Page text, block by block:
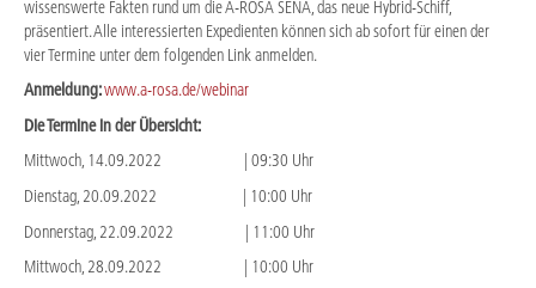
wissenswerte Fakten rund um die A-ROSA SENA, das neue Hybrid-Schiff,
präsentiert. Alle interessierten Expedienten können sich ab sofort für einen der
vier Termine unter dem folgenden Link anmelden.
Anmeldung:www.a-rosa.de/webinar
Die Termine in der Übersicht:
Mittwoch, 14.09.2022 | 09:30 Uhr
Dienstag, 20.09.2022 | 10:00 Uhr
Donnerstag, 22.09.2022 | 11:00 Uhr
Mittwoch, 28.09.2022 | 10:00 Uhr